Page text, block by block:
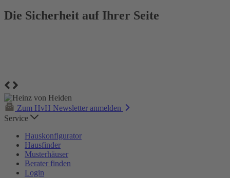
Die Sicherheit auf Ihrer Seite
Zum HvH Newsletter anmelden
Service
Hauskonfigurator
Hausfinder
Musterhäuser
Berater finden
Login